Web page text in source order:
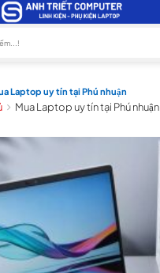
Laptop uy tín tại Phú nhuận
Mua Laptop uy tín tại Phú nhuận